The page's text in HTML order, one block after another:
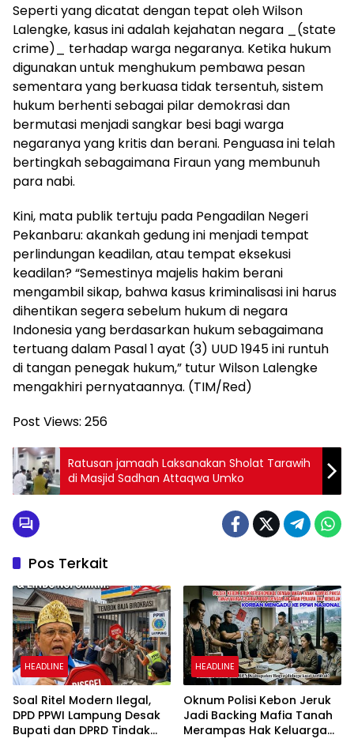
Seperti yang dicatat dengan tepat oleh Wilson
Lalengke, kasus ini adalah kejahatan negara _(state
crime)_ terhadap warga negaranya. Ketika hukum
digunakan untuk menghukum pembawa pesan
sementara yang berkuasa tidak tersentuh, sistem
hukum berhenti sebagai pilar demokrasi dan
bermutasi menjadi sangkar besi bagi warga
negaranya yang kritis dan berani. Penguasa ini telah
bertingkah sebagaimana Firaun yang membunuh
para nabi.
Kini, mata publik tertuju pada Pengadilan Negeri
Pekanbaru: akankah gedung ini menjadi tempat
perlindungan keadilan, atau tempat eksekusi
keadilan? “Semestinya majelis hakim berani
mengambil sikap, bahwa kasus kriminalisasi ini harus
dihentikan segera sebelum hukum di negara
Indonesia yang berdasarkan hukum sebagaimana
tertuang dalam Pasal 1 ayat (3) UUD 1945 ini runtuh
di tangan penegak hukum,” tutur Wilson Lalengke
mengakhiri pernyataannya. (TIM/Red)
Post Views: 256
‎Ratusan jamaah Laksanakan Sholat Tarawih
di Masjid Sadhan Attaqwa Umko
Pos Terkait
HEADLINE
Soal Ritel Modern Ilegal,
DPD PPWI Lampung Desak
Bupati dan DPRD Tindak
HEADLINE
Oknum Polisi Kebon Jeruk
Jadi Backing Mafia Tanah
Merampas Hak Keluarga